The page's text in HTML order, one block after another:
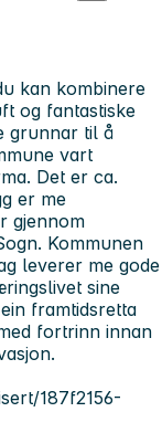
kan kombinere
og fantastiske
grunnar til å
vart
Det er ca.
er me
gjennom
Kommunen
leverer me gode
sine
framtidsretta
fortrinn innan
187f2156-